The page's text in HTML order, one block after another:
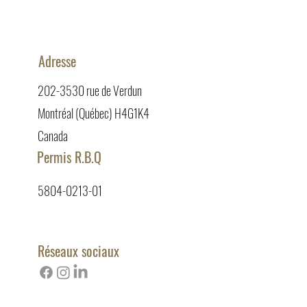
Adresse
202-3530 rue de Verdun
Montréal (Québec) H4G1K4
Canada
Permis R.B.Q
5804-0213-01
Réseaux sociaux